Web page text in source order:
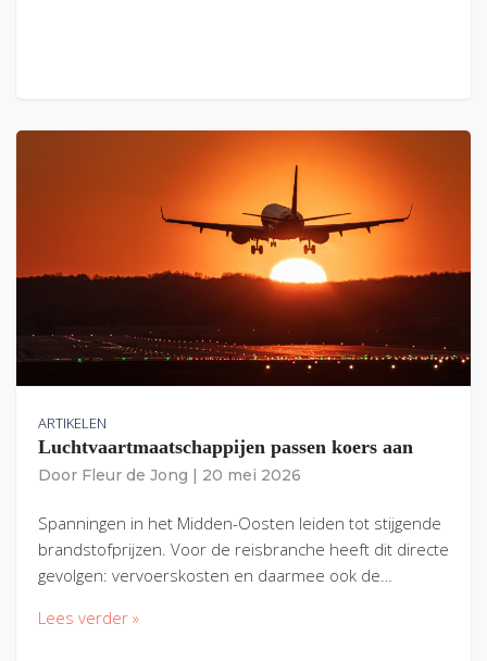
ARTIKELEN
Luchtvaartmaatschappijen passen koers aan
Door Fleur de Jong 20 mei 2026
Spanningen in het Midden-Oosten leiden tot stijgende
brandstofprijzen. Voor de reisbranche heeft dit directe
gevolgen: vervoerskosten en daarmee ook de…
Lees verder »